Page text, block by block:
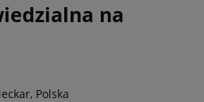
na
Polska